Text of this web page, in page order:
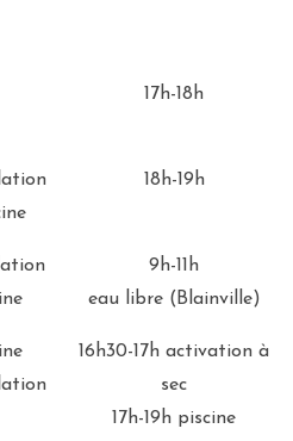
17h-18h
18h-19h
9h-11h
eau libre (Blainville)
16h30-17h activation à
sec
17h-19h piscine